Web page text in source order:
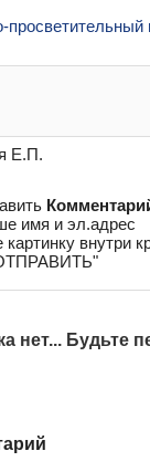
просветительный
Е.П.
имя и эл.адрес
внутри
нет... Будьте